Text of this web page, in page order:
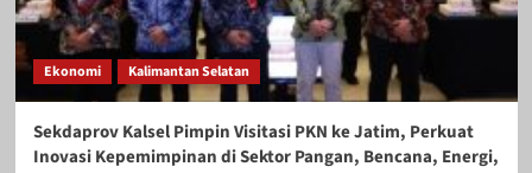
Ekonomi Kalimantan Selatan
Sekdaprov Kalsel Pimpin Visitasi PKN ke Jatim, Perkuat
Inovasi Kepemimpinan di Sektor Pangan, Bencana, Energi,